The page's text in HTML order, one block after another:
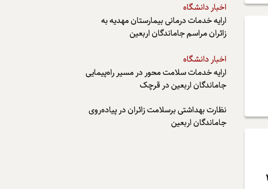
اخبار دانشگاه
ارایه خدمات درمانی بیمارستان مهدیه به
زائران مراسم جاماندگان اربعین
اخبار دانشگاه
ارایه خدمات سلامت محور در مسیر راه‌پیمایی
جاماندگان اربعین در قرچک
نظارت بهداشتی برسلامت زائران در پیاده‌روی
جاماندگان اربعین